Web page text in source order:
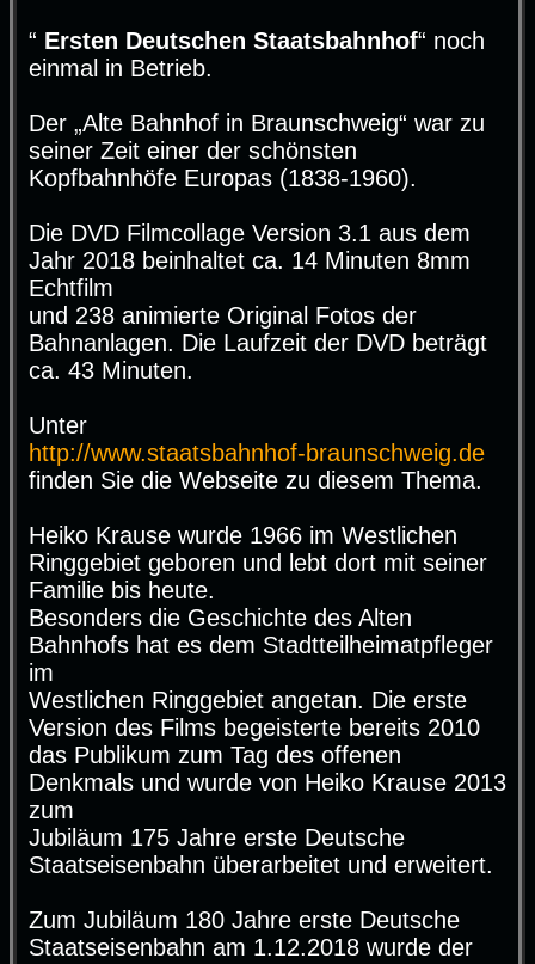
“ Ersten Deutschen Staatsbahnhof“ noch
einmal in Betrieb.
Der „Alte Bahnhof in Braunschweig“ war zu
seiner Zeit einer der schönsten
Kopfbahnhöfe Europas (1838-1960).
Die DVD Filmcollage Version 3.1 aus dem
Jahr 2018 beinhaltet ca. 14 Minuten 8mm
Echtfilm
und 238 animierte Original Fotos der
Bahnanlagen. Die Laufzeit der DVD beträgt
ca. 43 Minuten.
Unter
http://www.staatsbahnhof-braunschweig.de
finden Sie die Webseite zu diesem Thema.
Heiko Krause wurde 1966 im Westlichen
Ringgebiet geboren und lebt dort mit seiner
Familie bis heute.
Besonders die Geschichte des Alten
Bahnhofs hat es dem Stadtteilheimatpfleger
im
Westlichen Ringgebiet angetan. Die erste
Version des Films begeisterte bereits 2010
das Publikum zum Tag des offenen
Denkmals und wurde von Heiko Krause 2013
zum
Jubiläum 175 Jahre erste Deutsche
Staatseisenbahn überarbeitet und erweitert.
Zum Jubiläum 180 Jahre erste Deutsche
Staatseisenbahn am 1.12.2018 wurde der